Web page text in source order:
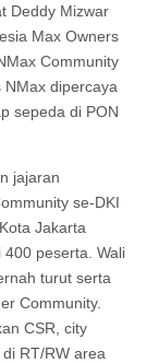
Deddy Mizwar
Max Owners
Community
dipercaya
sepeda di PON
jajaran
se-DKI
Jakarta
peserta. Wali
turut serta
Community.
CSR, city
RT/RW area